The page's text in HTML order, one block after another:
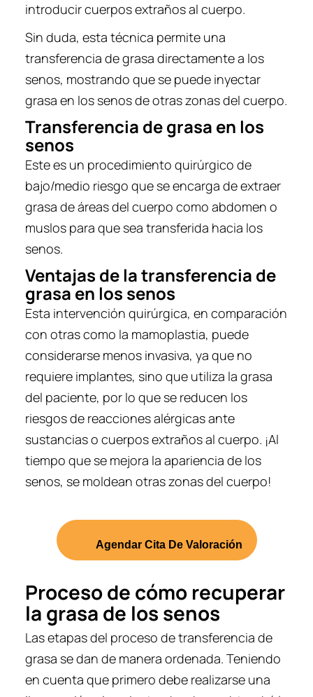
introducir cuerpos extraños al cuerpo.
Sin duda, esta técnica permite una
transferencia de grasa directamente a los
senos, mostrando que se puede inyectar
grasa en los senos de otras zonas del cuerpo.
Transferencia de grasa en los
senos
Este es un procedimiento quirúrgico de
bajo/medio riesgo que se encarga de extraer
grasa de áreas del cuerpo como abdomen o
muslos para que sea transferida hacia los
senos.
Ventajas de la transferencia de
grasa en los senos
Esta intervención quirúrgica, en comparación
con otras como la mamoplastia, puede
considerarse menos invasiva, ya que no
requiere implantes, sino que utiliza la grasa
del paciente, por lo que se reducen los
riesgos de reacciones alérgicas ante
sustancias o cuerpos extraños al cuerpo. ¡Al
tiempo que se mejora la apariencia de los
senos, se moldean otras zonas del cuerpo!
Agendar Cita De Valoración
Proceso de cómo recuperar
la grasa de los senos
Las etapas del proceso de transferencia de
grasa se dan de manera ordenada. Teniendo
en cuenta que primero debe realizarse una